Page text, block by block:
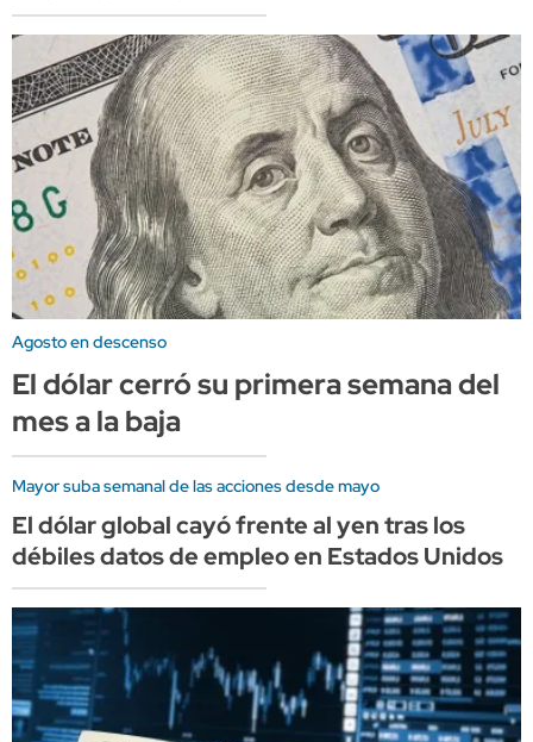
Agosto en descenso
El dólar cerró su primera semana del
mes a la baja
Mayor suba semanal de las acciones desde mayo
El dólar global cayó frente al yen tras los
débiles datos de empleo en Estados Unidos